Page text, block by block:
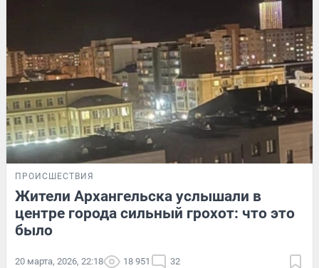
ПРОИСШЕСТВИЯ
Жители Архангельска услышали в
центре города сильный грохот: что это
было
20 марта, 2026, 22:18 18 951 32